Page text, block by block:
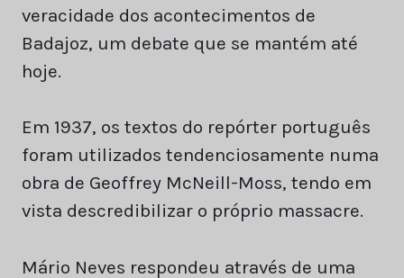
veracidade dos acontecimentos de
Badajoz, um debate que se mantém até
hoje.
Em 1937, os textos do repórter português
foram utilizados tendenciosamente numa
obra de Geoffrey McNeill-Moss, tendo em
vista descredibilizar o próprio massacre.
Mário Neves respondeu através de uma